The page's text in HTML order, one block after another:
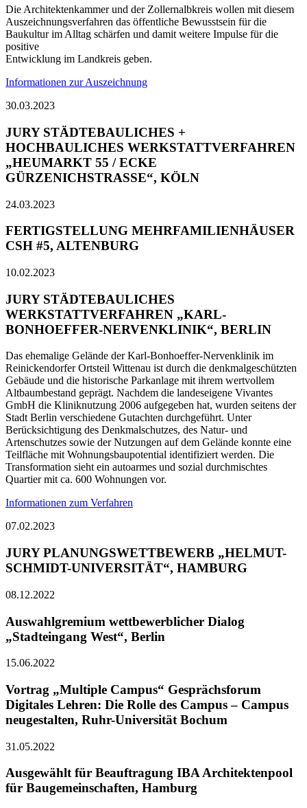
Die Architektenkammer und der Zollernalbkreis wollen mit diesem
Auszeichnungsverfahren das öffentliche Bewusstsein für die
Baukultur im Alltag schärfen und damit weitere Impulse für die
positive
Entwicklung im Landkreis geben.
Informationen zur Auszeichnung
30.03.2023
JURY STÄDTEBAULICHES +
HOCHBAULICHES WERKSTATTVERFAHREN
„HEUMARKT 55 / ECKE
GÜRZENICHSTRASSE“, KÖLN
24.03.2023
FERTIGSTELLUNG MEHRFAMILIENHÄUSER
CSH #5, ALTENBURG
10.02.2023
JURY STÄDTEBAULICHES
WERKSTATTVERFAHREN „KARL-
BONHOEFFER-NERVENKLINIK“, BERLIN
Das ehemalige Gelände der Karl-Bonhoeffer-Nervenklinik im
Reinickendorfer Ortsteil Wittenau ist durch die denkmalgeschützten
Gebäude und die historische Parkanlage mit ihrem wertvollem
Altbaumbestand geprägt. Nachdem die landeseigene Vivantes
GmbH die Kliniknutzung 2006 aufgegeben hat, wurden seitens der
Stadt Berlin verschiedene Gutachten durchgeführt. Unter
Berücksichtigung des Denkmalschutzes, des Natur- und
Artenschutzes sowie der Nutzungen auf dem Gelände konnte eine
Teilfläche mit Wohnungsbaupotential identifiziert werden. Die
Transformation sieht ein autoarmes und sozial durchmischtes
Quartier mit ca. 600 Wohnungen vor.
Informationen zum Verfahren
07.02.2023
JURY PLANUNGSWETTBEWERB „HELMUT-
SCHMIDT-UNIVERSITÄT“, HAMBURG
08.12.2022
Auswahlgremium wettbewerblicher Dialog
„Stadteingang West“, Berlin
15.06.2022
Vortrag „Multiple Campus“ Gesprächsforum
Digitales Lehren: Die Rolle des Campus – Campus
neugestalten, Ruhr-Universität Bochum
31.05.2022
Ausgewählt für Beauftragung IBA Architektenpool
für Baugemeinschaften, Hamburg